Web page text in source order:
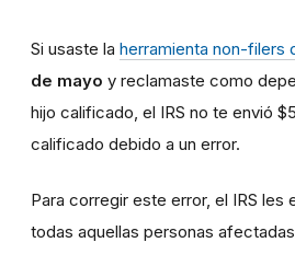
Si usaste la herramienta non-filers
de mayo y reclamaste como
hijo calificado, el IRS no te envió
calificado debido a un error.
Para corregir este error, el IRS les
todas aquellas personas